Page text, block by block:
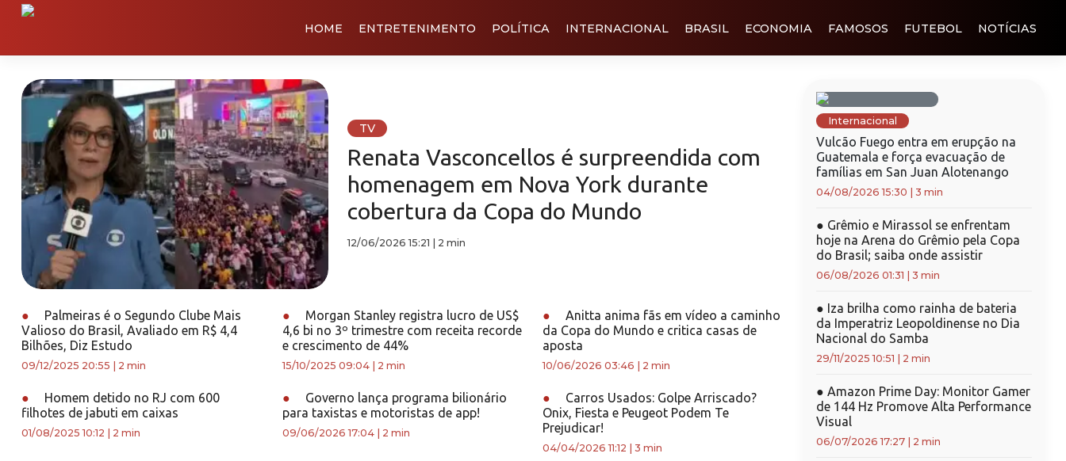
HOME ENTRETENIMENTO POLÍTICA INTERNACIONAL BRASIL ECONOMIA FAMOSOS FUTEBOL NOTÍCIAS
TV
Renata Vasconcellos é surpreendida com
homenagem em Nova York durante
cobertura da Copa do Mundo
12/06/2026 15:21 2 min
●
Palmeiras é o Segundo Clube Mais
Valioso do Brasil, Avaliado em R$ 4,4
Bilhões, Diz Estudo
09/12/2025 20:55 2 min
●
Morgan Stanley registra lucro de US$
4,6 bi no 3º trimestre com receita recorde
e crescimento de 44%
15/10/2025 09:04| 2 min
●
Anitta anima fãs em vídeo a caminho
da Copa do Mundo e critica casas de
aposta
10/06/2026 03:46 2 min
●
Homem detido no RJ com 600
filhotes de jabuti em caixas
01/08/2025 10:12 2 min
●
Governo lança programa bilionário
para taxistas e motoristas de app!
09/06/2026 17:04| 2 min
●
Carros Usados: Golpe Arriscado?
Onix, Fiesta e Peugeot Podem Te
Prejudicar!
04/04/2026 11:12 3 min
Internacional
Vulcão Fuego entra em erupção na
Guatemala e força evacuação de
famílias em San Juan Alotenango
04/08/2026 15:30 3 min
● Grêmio e Mirassol se enfrentam
hoje na Arena do Grêmio pela Copa
do Brasil; saiba onde assistir
06/08/2026 01:31 3 min
● Iza brilha como rainha de bateria
da Imperatriz Leopoldinense no Dia
Nacional do Samba
29/11/2025 10:51 2 min
● Amazon Prime Day: Monitor Gamer
de 144 Hz Promove Alta Performance
Visual
06/07/2026 17:27| 2 min